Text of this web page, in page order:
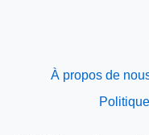
À propos de